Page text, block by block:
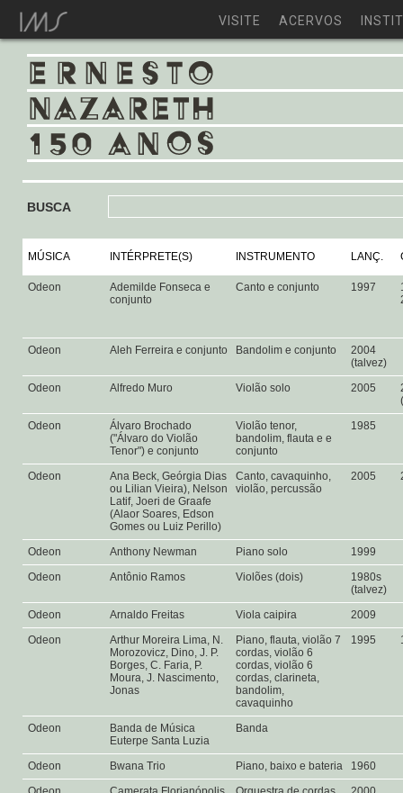
VISITE ACERVOS
BUSCA
MÚSICA INTÉRPRETE(S) INSTRUMENTO LANÇ.
Odeon
Ademilde Fonseca e
conjunto
Canto e conjunto 1997
Odeon Aleh Ferreira e conjunto Bandolim e conjunto
2004
(talvez)
Odeon
Alfredo Muro Violão solo 2005
Odeon
Álvaro Brochado
("Álvaro do Violão
Tenor") e conjunto
Violão tenor,
bandolim, flauta e e
conjunto
1985
Odeon
Ana Beck, Geórgia Dias
ou Lilian Vieira), Nelson
Latif, Joeri de Graafe
(Alaor Soares, Edson
Gomes ou Luiz Perillo)
Canto, cavaquinho,
violão, percussão
2005
Odeon Anthony Newman Piano solo
1999
Odeon
Antônio Ramos Violões (dois)
1980s
(talvez)
Odeon
Arnaldo Freitas Viola caipira
2009
Odeon
Arthur Moreira Lima, N.
Morozovicz, Dino, J. P.
Borges, C. Faria, P.
Moura, J. Nascimento,
Jonas
Piano, flauta, violão 7
cordas, violão 6
cordas, violão 6
cordas, clarineta,
bandolim,
cavaquinho
1995
Odeon
Banda de Música
Euterpe Santa Luzia
Banda
Odeon Bwana Trio Piano, baixo e bateria
1960